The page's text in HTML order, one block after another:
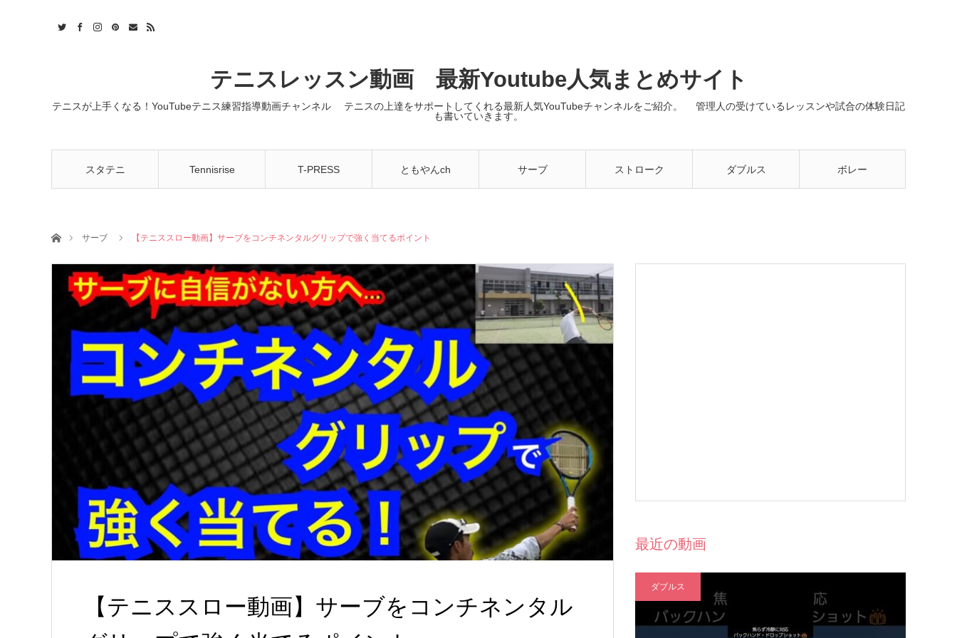
テニスレッスン動画 最新Youtube人気まとめサイト
テニスが上手くなる！YouTubeテニス練習指導動画チャンネル テニスの上達をサポートしてくれる最新人気YouTubeチャンネルをご紹介。 管理人の受けているレッスンや試合の体験日記
も書いていきます。
スタテニ Tennisrise T-PRESS ともやんch サーブ ストローク ダブルス ボレー
ホームサーブ 【テニススロー動画】サーブをコンチネンタルグリップで強く当てるポイント
【テニススロー動画】サーブをコンチネンタル
最近の動画
ダブルス